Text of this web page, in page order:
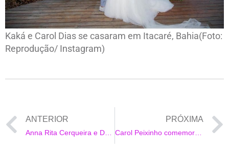
Kaká e Carol Dias se casaram em Itacaré, Bahia(Foto:
Reprodução/ Instagram)
ANTERIOR PRÓXIMA
Carol Peixinho comemora 35 anos com postagem no instagram